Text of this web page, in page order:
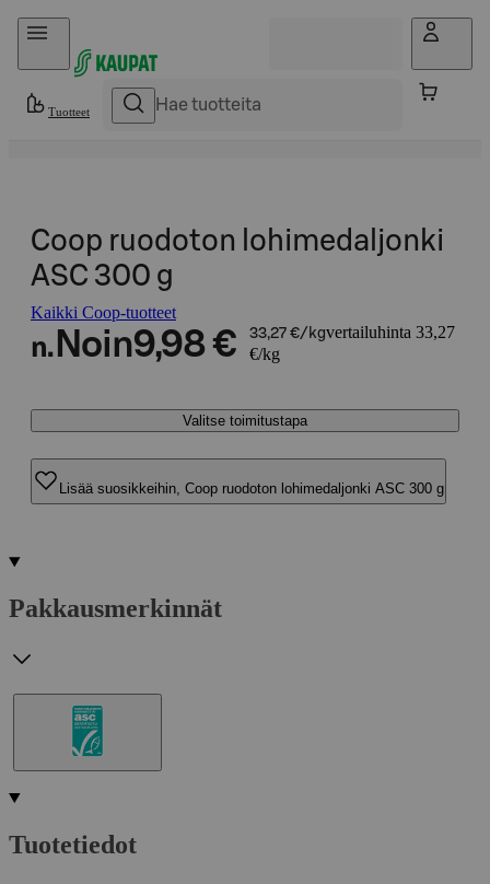
Hyppää sisältöön
Tuotteet
Coop ruodoton lohimedaljonki
ASC 300 g
Kaikki Coop-tuotteet
n. Noin9,98 € 33,27 €/kgvertailuhinta 33,27
€/kg
Valitse toimitustapa
Lisää suosikkeihin, Coop ruodoton lohimedaljonki ASC 300 g
Pakkausmerkinnät
Tuotetiedot